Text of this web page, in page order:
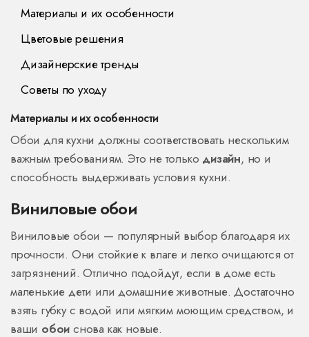
Материалы и их особенности
Цветовые решения
Дизайнерские тренды
Советы по уходу
Материалы и их особенности
Обои для кухни должны соответствовать нескольким
важным требованиям. Это не только дизайн, но и
способность выдерживать условия кухни.
Виниловые обои
Виниловые обои — популярный выбор благодаря их
прочности. Они стойкие к влаге и легко очищаются от
загрязнений. Отлично подойдут, если в доме есть
маленькие дети или домашние животные. Достаточно
взять губку с водой или мягким моющим средством, и
ваши обои снова как новые.